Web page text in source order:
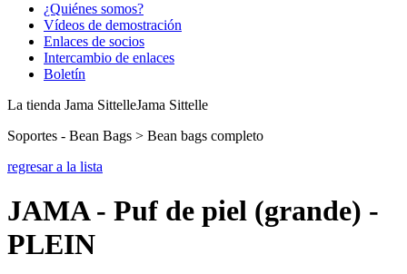
¿Quiénes somos?
Vídeos de demostración
Enlaces de socios
Intercambio de enlaces
Boletín
La tienda Jama SittelleJama Sittelle
Soportes - Bean Bags > Bean bags completo
regresar a la lista
JAMA - Puf de piel (grande) -
PLEIN